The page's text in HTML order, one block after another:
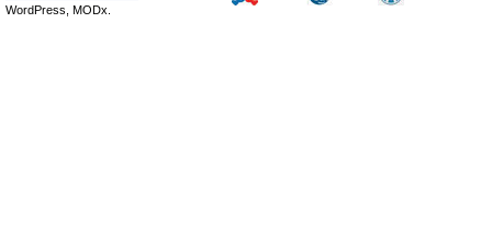
WordPress, MODx.